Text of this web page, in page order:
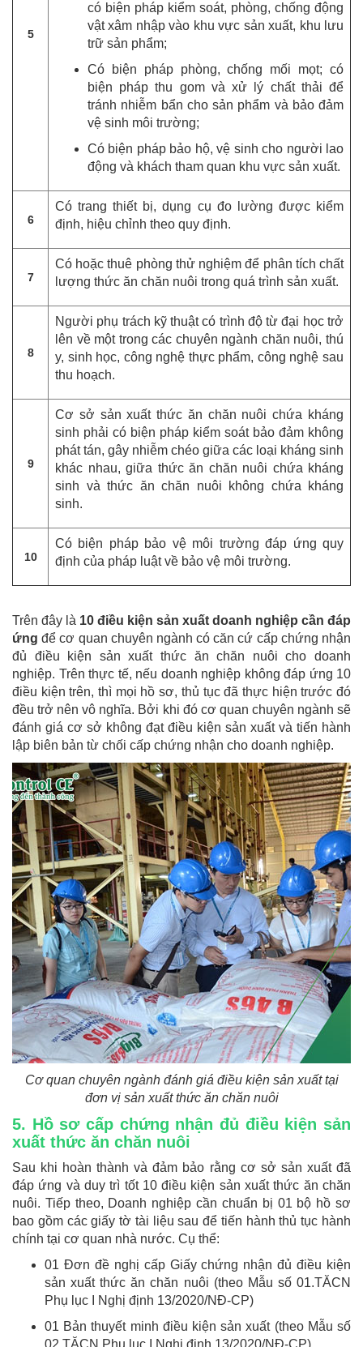
5
có biện pháp kiểm soát, phòng, chống động
vật xâm nhập vào khu vực sản xuất, khu lưu
trữ sản phẩm;
Có biện pháp phòng, chống mối mọt; có
biện pháp thu gom và xử lý chất thải để
tránh nhiễm bẩn cho sản phẩm và bảo đảm
vệ sinh môi trường;
Có biện pháp bảo hộ, vệ sinh cho người lao
động và khách tham quan khu vực sản xuất.
6
Có trang thiết bị, dụng cụ đo lường được kiểm
định, hiệu chỉnh theo quy định.
7
Có hoặc thuê phòng thử nghiệm để phân tích chất
lượng thức ăn chăn nuôi trong quá trình sản xuất.
8
Người phụ trách kỹ thuật có trình độ từ đại học trở
lên về một trong các chuyên ngành chăn nuôi, thú
y, sinh học, công nghệ thực phẩm, công nghệ sau
thu hoạch.
9
Cơ sở sản xuất thức ăn chăn nuôi chứa kháng
sinh phải có biện pháp kiểm soát bảo đảm không
phát tán, gây nhiễm chéo giữa các loại kháng sinh
khác nhau, giữa thức ăn chăn nuôi chứa kháng
sinh và thức ăn chăn nuôi không chứa kháng
sinh.
10
Có biện pháp bảo vệ môi trường đáp ứng quy
định của pháp luật về bảo vệ môi trường.
Trên đây là 10 điều kiện sản xuất doanh nghiệp cần đáp
ứngđể cơ quan chuyên ngành có căn cứ cấp chứng nhận
đủ điều kiện sản xuất thức ăn chăn nuôi cho doanh
nghiệp. Trên thực tế, nếu doanh nghiệp không đáp ứng 10
điều kiện trên, thì mọi hồ sơ, thủ tục đã thực hiện trước đó
đều trở nên vô nghĩa. Bởi khi đó cơ quan chuyên ngành sẽ
đánh giá cơ sở không đạt điều kiện sản xuất và tiến hành
lập biên bản từ chối cấp chứng nhận cho doanh nghiệp.
Cơ quan chuyên ngành đánh giá điều kiện sản xuất tại
đơn vị sản xuất thức ăn chăn nuôi
5. Hồ sơ cấp chứng nhận đủ điều kiện sản
xuất thức ăn chăn nuôi
Sau khi hoàn thành và đảm bảo rằng cơ sở sản xuất đã
đáp ứng và duy trì tốt 10 điều kiện sản xuất thức ăn chăn
nuôi. Tiếp theo, Doanh nghiệp cần chuẩn bị 01 bộ hồ sơ
bao gồm các giấy tờ tài liệu sau để tiến hành thủ tục hành
chính tại cơ quan nhà nước. Cụ thể:
01 Đơn đề nghị cấp Giấy chứng nhận đủ điều kiện
sản xuất thức ăn chăn nuôi (theo Mẫu số 01.TĂCN
Phụ lục I Nghị định 13/2020/NĐ-CP)
01 Bản thuyết minh điều kiện sản xuất (theo Mẫu số